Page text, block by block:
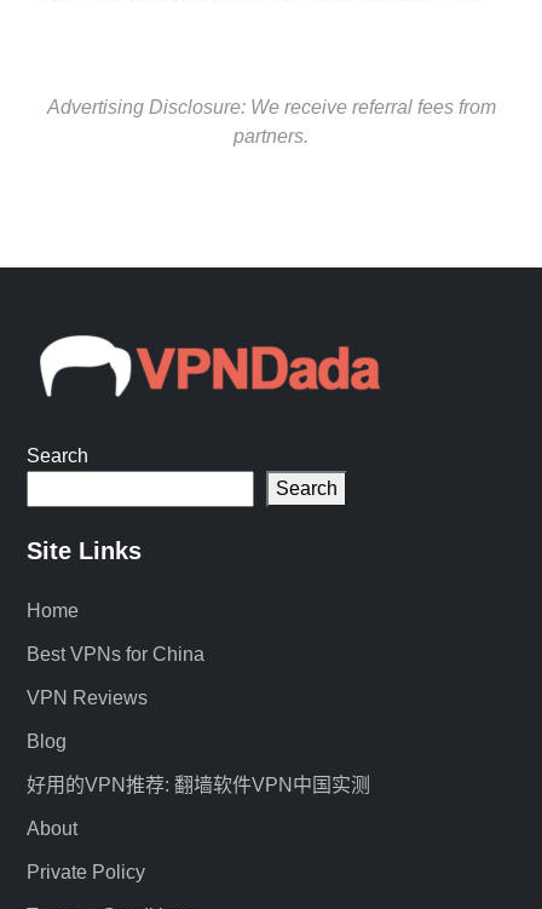
Advertising Disclosure: We receive referral fees from
partners.
Search
Search
Site Links
Home
Best VPNs for China
VPN Reviews
Blog
好用的VPN推荐: 翻墙软件VPN中国实测
About
Private Policy